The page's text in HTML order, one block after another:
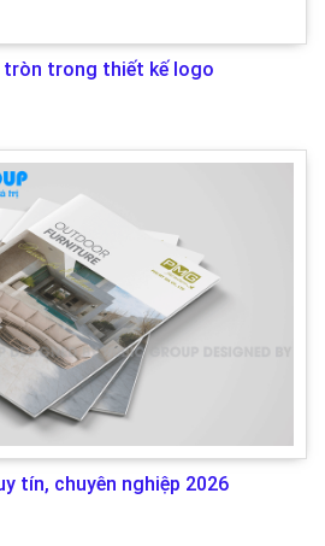
tròn trong thiết kế logo
tín, chuyên nghiệp 2026